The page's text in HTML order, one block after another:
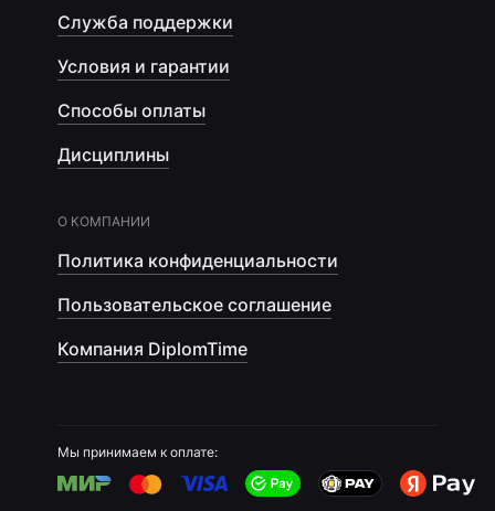
Служба поддержки
Условия и гарантии
Способы оплаты
Дисциплины
О КОМПАНИИ
Политика конфиденциальности
Пользовательское соглашение
Компания DiplomTime
Мы принимаем к оплате: